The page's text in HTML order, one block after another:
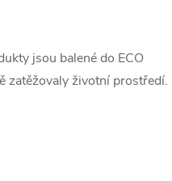
jsou balené do ECO
zatěžovaly životní prostředí.